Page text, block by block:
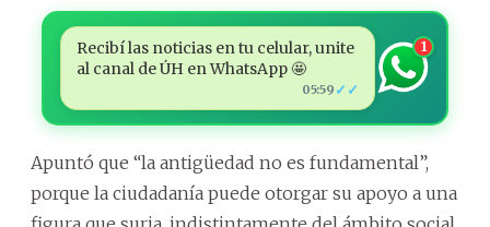
Recibí las noticias en tu celular, unite
al canal de ÚH en WhatsApp 🤩
05:59 ✓✓
1
Apuntó que “la antigüedad no es fundamental”,
porque la ciudadanía puede otorgar su apoyo a una